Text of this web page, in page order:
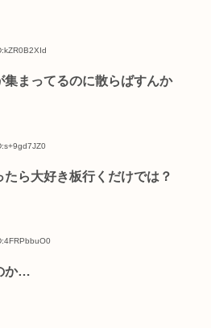
集まってるのに散らばすんか
ら大好き板行くだけでは？
か…